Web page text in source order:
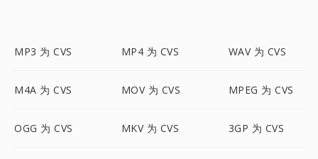
MP3 为 CVS MP4 为 CVS WAV 为 CVS
M4A 为 CVS MOV 为 CVS MPEG 为 CVS
OGG 为 CVS MKV 为 CVS 3GP 为 CVS